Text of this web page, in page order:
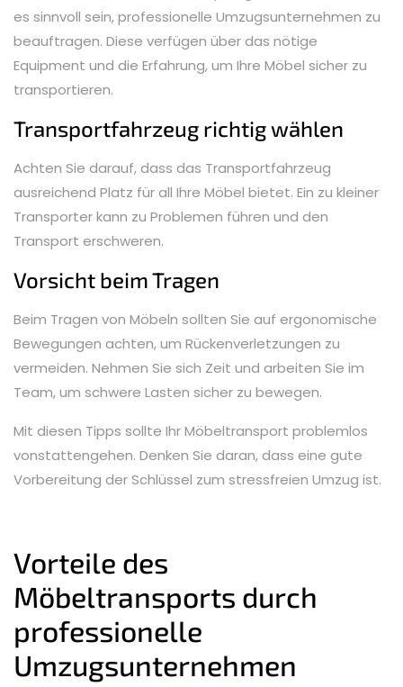
es sinnvoll sein, professionelle Umzugsunternehmen zu
beauftragen. Diese verfügen über das nötige
Equipment und die Erfahrung, um Ihre Möbel sicher zu
transportieren.
Transportfahrzeug richtig wählen
Achten Sie darauf, dass das Transportfahrzeug
ausreichend Platz für all Ihre Möbel bietet. Ein zu kleiner
Transporter kann zu Problemen führen und den
Transport erschweren.
Vorsicht beim Tragen
Beim Tragen von Möbeln sollten Sie auf ergonomische
Bewegungen achten, um Rückenverletzungen zu
vermeiden. Nehmen Sie sich Zeit und arbeiten Sie im
Team, um schwere Lasten sicher zu bewegen.
Mit diesen Tipps sollte Ihr Möbeltransport problemlos
vonstattengehen. Denken Sie daran, dass eine gute
Vorbereitung der Schlüssel zum stressfreien Umzug ist.
Vorteile des
Möbeltransports durch
professionelle
Umzugsunternehmen